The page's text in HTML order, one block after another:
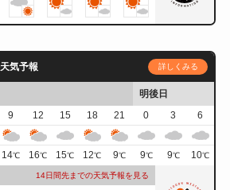
気予報 詳しくみる
明後日
9 12 15 18 21 0 3
6
14℃ 16℃ 15℃ 12℃ 9℃ 9℃ 9℃ 10℃
14日間先までの天気予報を見る